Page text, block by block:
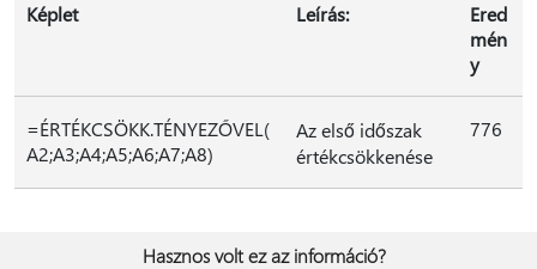
Képlet Leírás:
Ered
mén
y
=ÉRTÉKCSÖKK.TÉNYEZŐVEL(
A2;A3;A4;A5;A6;A7;A8)
Az első időszak
értékcsökkenése
776
Hasznos volt ez az információ?